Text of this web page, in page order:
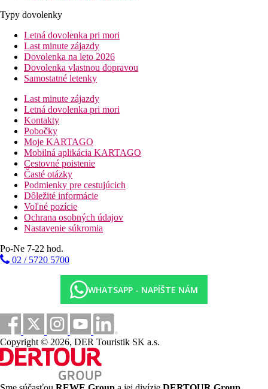
Typy dovolenky
Letná dovolenka pri mori
Last minute zájazdy
Dovolenka na leto 2026
Dovolenka vlastnou dopravou
Samostatné letenky
Last minute zájazdy
Letná dovolenka pri mori
Kontakty
Pobočky
Moje KARTAGO
Mobilná aplikácia KARTAGO
Cestovné poistenie
Časté otázky
Podmienky pre cestujúcich
Dôležité informácie
Voľné pozície
Ochrana osobných údajov
Nastavenie súkromia
Po-Ne 7-22 hod.
02 / 5720 5700
WHATSAPP - NAPÍŠTE NÁM
Copyright © 2026, DER Touristik SK a.s.